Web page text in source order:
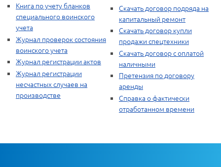
Книга по учету бланков
специального воинского
учета
Журнал проверок состояния
воинского учета
Журнал регистрации актов
Журнал регистрации
несчастных случаев на
производстве
Скачать договор подряда на
капитальный ремонт
Скачать договор купли
продажи спецтехники
Скачать договор с оплатой
наличными
Претензия по договору
аренды
Справка о фактически
отработанном времени